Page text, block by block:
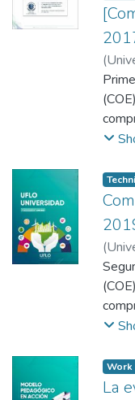
(
de
Ruth
(
de
Ruth
Work
La